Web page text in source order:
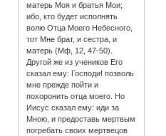
матерь Моя и братья Мои;
ибо, кто будет исполнять
волю Отца Моего Небесного,
тот Мне брат, и сестра, и
матерь (Мф, 12, 47-50).
Другой же из учеников Его
сказал ему: Господи! позволь
мне прежде пойти и
похоронить отца моего. Но
Иисус сказал ему: иди за
Мною, и предоставь мертвым
погребать своих мертвецов